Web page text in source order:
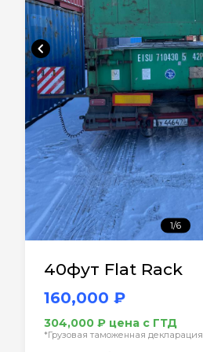
chevron_left
1/6
40фут Flat Rack
160,000 ₽
304,000 ₽ цена с ГТД
*Грузовая таможенная декларация